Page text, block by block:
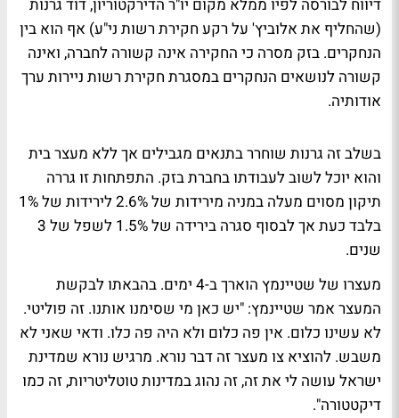
דיווח לבורסה לפיו ממלא מקום יו"ר הדירקטוריון, דוד גרנות
(שהחליף את אלוביץ' על רקע חקירת רשות ני"ע) אף הוא בין
הנחקרים. בזק מסרה כי החקירה אינה קשורה לחברה, ואינה
קשורה לנושאים הנחקרים במסגרת חקירת רשות ניירות ערך
אודותיה.
בשלב זה גרנות שוחרר בתנאים מגבילים אך ללא מעצר בית
והוא יוכל לשוב לעבודתו בחברת בזק. התפתחות זו גררה
תיקון מסוים מעלה במניה מירידות של 2.6% לירידות של 1%
בלבד כעת אך לבסוף סגרה בירידה של 1.5% לשפל של 3
שנים.
מעצרו של שטיינמץ הוארך ב-4 ימים. בהבאתו לבקשת
המעצר אמר שטיינמץ: "יש כאן מי שסימנו אותנו. זה פוליטי.
לא עשינו כלום. אין פה כלום ולא היה פה כלו. ודאי שאני לא
משבש. להוציא צו מעצר זה דבר נורא. מרגיש נורא שמדינת
ישראל עושה לי את זה, זה נהוג במדינות טוטליטריות, זה כמו
דיקטטורה".